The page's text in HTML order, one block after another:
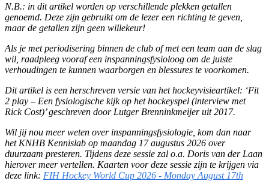
N.B.: in dit artikel worden op verschillende plekken getallen
genoemd. Deze zijn gebruikt om de lezer een richting te geven,
maar de getallen zijn geen willekeur!
Als je met periodisering binnen de club of met een team aan de slag
wil, raadpleeg vooraf een inspanningsfysioloog om de juiste
verhoudingen te kunnen waarborgen en blessures te voorkomen.
Dit artikel is een herschreven versie van het hockeyvisieartikel: ‘Fit
2 play – Een fysiologische kijk op het hockeyspel (interview met
Rick Cost)’ geschreven door Lutger Brenninkmeijer uit 2017.
Wil jij nou meer weten over inspanningsfysiologie, kom dan naar
het KNHB Kennislab op maandag 17 augustus 2026 over
duurzaam presteren. Tijdens deze sessie zal o.a. Doris van der Laan
hierover meer vertellen. Kaarten voor deze sessie zijn te krijgen via
deze link: FIH Hockey World Cup 2026 - Monday August 17th